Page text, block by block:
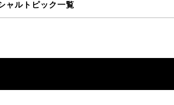
ャルトピック一覧